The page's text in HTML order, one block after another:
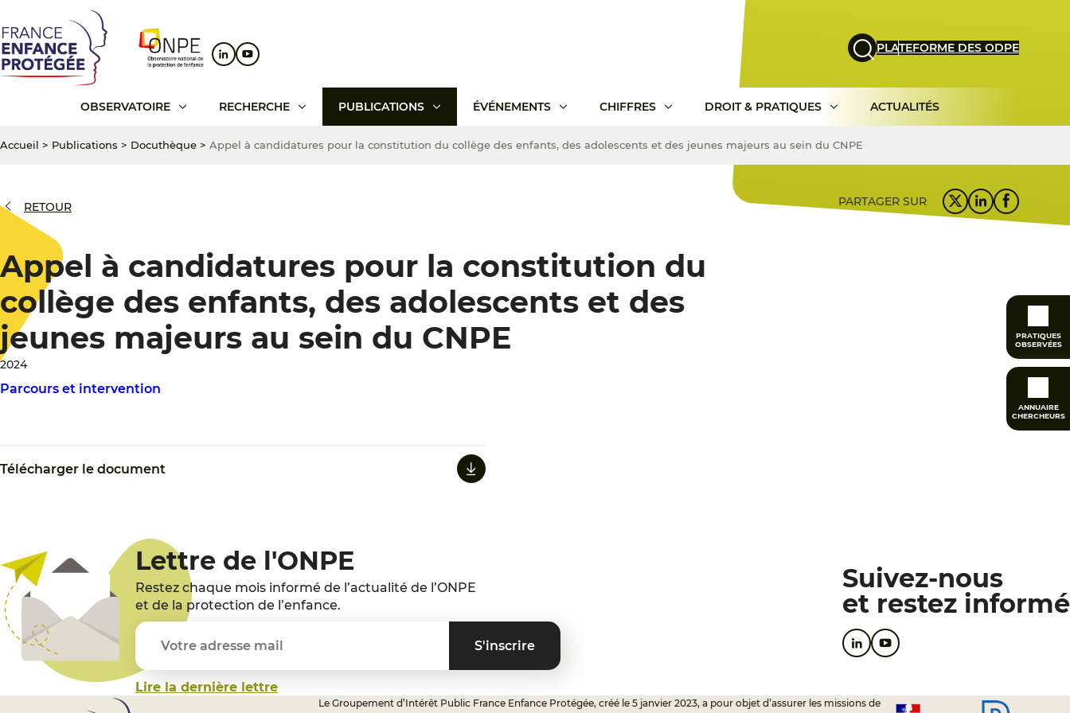
au
contenu
principal
au
menu
principal
au
pied
de
page
PLATEFORME DES ODPE
OBSERVATOIRE RECHERCHE PUBLICATIONS ÉVÉNEMENTS CHIFFRES DROIT & PRATIQUES ACTUALITÉS
PRATIQUES
OBSERVÉES
ANNUAIRE
CHERCHEURS
Accueil > Publications > Docuthèque > Appel à candidatures pour la constitution du collège des enfants, des adolescents et des jeunes majeurs au sein du CNPE
RETOUR PARTAGER SUR
Appel à candidatures pour la constitution du
collège des enfants, des adolescents et des
jeunes majeurs au sein du CNPE
2024
Parcours et intervention
Télécharger le document
Lettre de l'ONPE
Restez chaque mois informé de l’actualité de l’ONPE
et de la protection de l’enfance.
Lire la dernière lettre
Suivez-nous
et restez informé
Le Groupement d’Intérêt Public France Enfance Protégée, créé le 5 janvier 2023, a pour objet d’assurer les missions de